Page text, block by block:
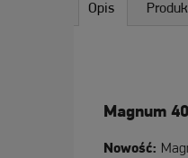
Opis
Magnum
Nowość: